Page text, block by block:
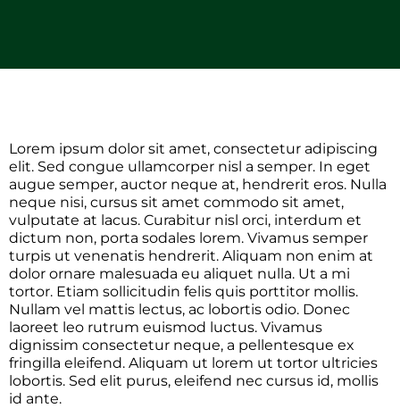
Lorem ipsum dolor sit amet, consectetur adipiscing
elit. Sed congue ullamcorper nisl a semper. In eget
augue semper, auctor neque at, hendrerit eros. Nulla
neque nisi, cursus sit amet commodo sit amet,
vulputate at lacus. Curabitur nisl orci, interdum et
dictum non, porta sodales lorem. Vivamus semper
turpis ut venenatis hendrerit. Aliquam non enim at
dolor ornare malesuada eu aliquet nulla. Ut a mi
tortor. Etiam sollicitudin felis quis porttitor mollis.
Nullam vel mattis lectus, ac lobortis odio. Donec
laoreet leo rutrum euismod luctus. Vivamus
dignissim consectetur neque, a pellentesque ex
fringilla eleifend. Aliquam ut lorem ut tortor ultricies
lobortis. Sed elit purus, eleifend nec cursus id, mollis
id ante.